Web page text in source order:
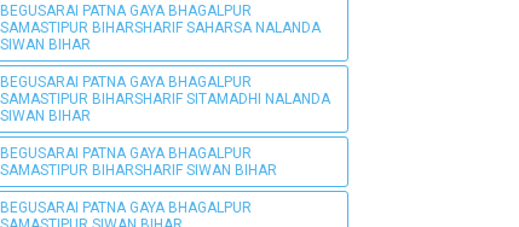
BEGUSARAI PATNA GAYA BHAGALPUR
SAMASTIPUR BIHARSHARIF SAHARSA NALANDA
SIWAN BIHAR
BEGUSARAI PATNA GAYA BHAGALPUR
SAMASTIPUR BIHARSHARIF SITAMADHI NALANDA
SIWAN BIHAR
BEGUSARAI PATNA GAYA BHAGALPUR
SAMASTIPUR BIHARSHARIF SIWAN BIHAR
BEGUSARAI PATNA GAYA BHAGALPUR